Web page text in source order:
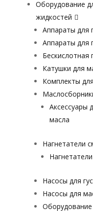
Оборудование
жидкостей
Аппараты для
Аппараты для
Бескислотная
Катушки для
Комплекты
Аксессуары
масла
Нагнетатели
Насосы для
Насосы для